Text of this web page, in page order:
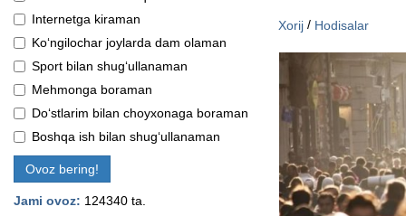
Internetga kiraman
Ko‘ngilochar joylarda dam olaman
Sport bilan shug‘ullanaman
Mehmonga boraman
Do‘stlarim bilan choyxonaga boraman
Boshqa ish bilan shug‘ullanaman
Ovoz bering!
Jami ovoz: 124340 ta.
Xorij / Hodisalar